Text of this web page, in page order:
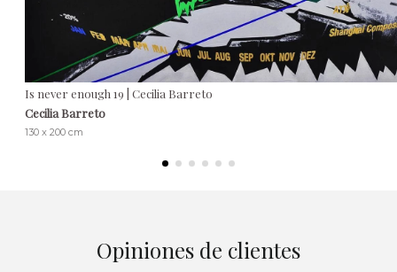
Is never enough 19 | Cecilia Barreto
Cecilia Barreto
130 x 200 cm
Opiniones de clientes